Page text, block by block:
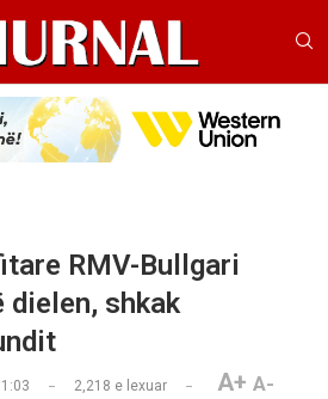
RMV-Bullgari
shkak
2,218 e lexuar A+ A-